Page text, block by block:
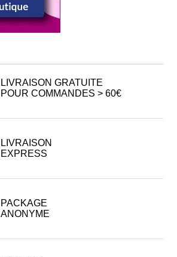
LIVRAISON GRATUITE
POUR COMMANDES > 60€
LIVRAISON
EXPRESS
PACKAGE
ANONYME